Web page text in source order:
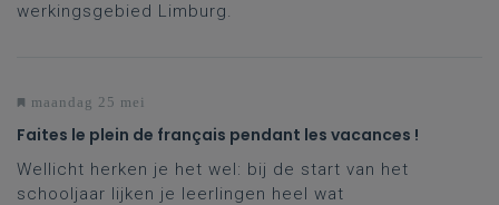
werkingsgebied Limburg.
maandag 25 mei
Faites le plein de français pendant les vacances !
Wellicht herken je het wel: bij de start van het
schooljaar lijken je leerlingen heel wat